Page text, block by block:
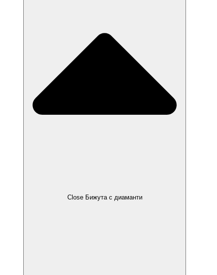
Close Бижута с диаманти